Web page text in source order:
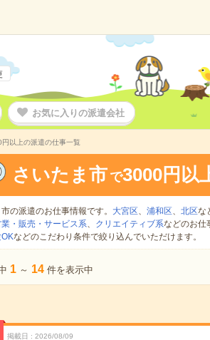
お気に入りの派遣会社
以上の派遣の仕事一覧
さいたま市 で3000円以
の派遣のお仕事情報です。 大宮区、 浦和区、 北区な
・販売・サービス系、 クリエイティブ系などのお仕
などのこだわり条件で絞り込んでいただけます。
1 ～ 14 件を表示中
掲載日 2026/08/09